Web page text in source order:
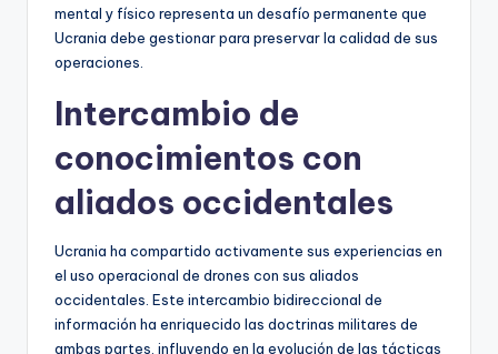
mental y físico representa un desafío permanente que
Ucrania debe gestionar para preservar la calidad de sus
operaciones.
Intercambio de
conocimientos con
aliados occidentales
Ucrania ha compartido activamente sus experiencias en
el uso operacional de drones con sus aliados
occidentales. Este intercambio bidireccional de
información ha enriquecido las doctrinas militares de
ambas partes, influyendo en la evolución de las tácticas